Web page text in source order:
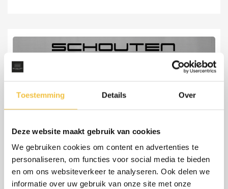
Toestemming Details Over
Deze website maakt gebruik van cookies
We gebruiken cookies om content en advertenties te
personaliseren, om functies voor social media te bieden
en om ons websiteverkeer te analyseren. Ook delen we
informatie over uw gebruik van onze site met onze
Audi Q5